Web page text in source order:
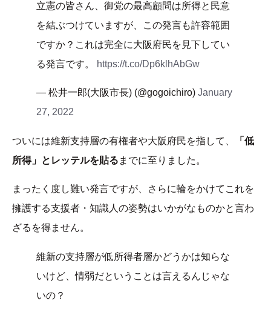
立憲の皆さん、御党の最高顧問は所得と民意
を結ぶつけていますが、この発言も許容範囲
ですか？これは完全に大阪府民を見下してい
る発言です。
https://t.co/Dp6klhAbGw
— 松井一郎(大阪市長) (@gogoichiro) January
27, 2022
ついには維新支持層の有権者や大阪府民を指して、
「低
所得」とレッテルを貼る までに至りました。
まったく度し難い発言ですが、さらに輪をかけてこれを
擁護する支援者・知識人の姿勢はいかがなものかと言わ
ざるを得ません。
維新の支持層が低所得者層かどうかは知らな
いけど、情弱だということは言えるんじゃな
いの？